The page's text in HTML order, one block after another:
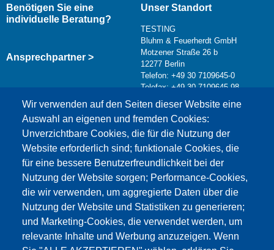
Wir verwenden auf den Seiten dieser Website eine
Auswahl an eigenen und fremden Cookies:
Unverzichtbare Cookies, die für die Nutzung der
Website erforderlich sind; funktionale Cookies, die
für eine bessere Benutzerfreundlichkeit bei der
Nutzung der Website sorgen; Performance-Cookies,
die wir verwenden, um aggregierte Daten über die
Nutzung der Website und Statistiken zu generieren;
und Marketing-Cookies, die verwendet werden, um
relevante Inhalte und Werbung anzuzeigen. Wenn
Benötigen Sie eine
individuelle Beratung?
Ansprechpartner >
Unser Standort
TESTING
Bluhm & Feuerherdt GmbH
Motzener Straße 26 b
12277 Berlin
Telefon: +49 30 7109645-0
Telefax: +49 30 7109645-98
info@testing.de
Dieser Inhalt ist blockiert, da die Google Maps
Cookies nicht akzeptiert wurden.
NUR DIE GOOGLE MAPS COOKIES